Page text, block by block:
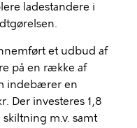
ladestandere i
et udbud af
på en række af
indebærer en
Der investeres 1,8
m.v. samt